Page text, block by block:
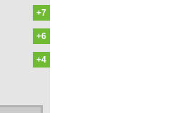
+7
+6
+4